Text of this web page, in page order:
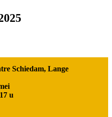
Schiedam, Lange
u